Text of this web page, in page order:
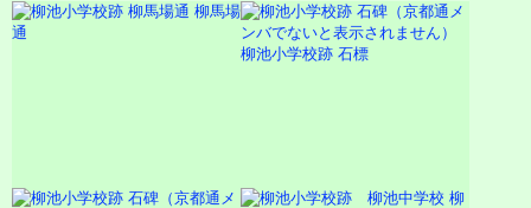
柳馬場
通
柳池小学校跡 石標
柳